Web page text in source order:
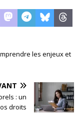
les enjeux et
: un
droits